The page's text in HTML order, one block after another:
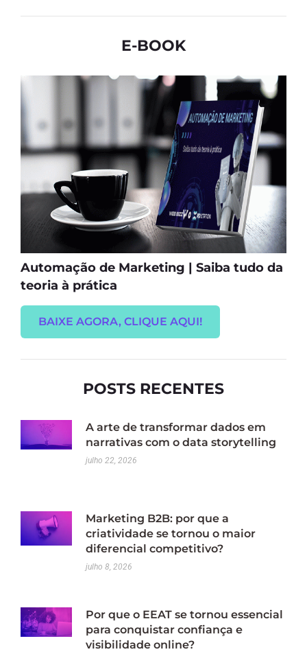
E-BOOK
Automação de Marketing | Saiba tudo da
teoria à prática
BAIXE AGORA, CLIQUE AQUI!
POSTS RECENTES
A arte de transformar dados em
narrativas com o data storytelling
julho 22, 2026
Marketing B2B: por que a
criatividade se tornou o maior
diferencial competitivo?
julho 8, 2026
Por que o EEAT se tornou essencial
para conquistar confiança e
visibilidade online?